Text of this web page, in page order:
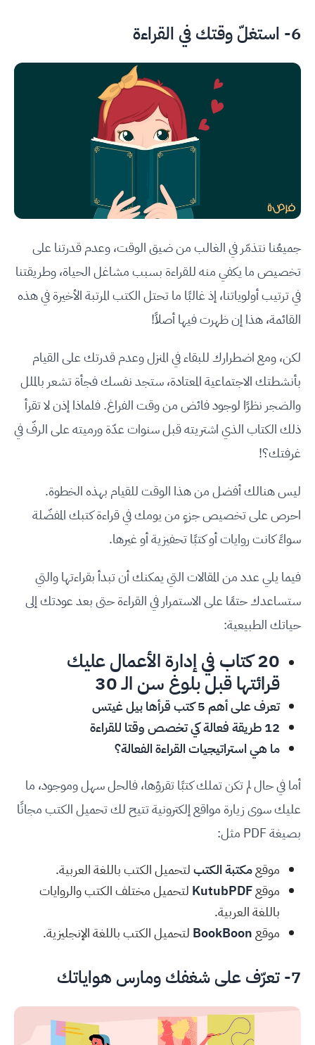
6- استغلّ وقتك في القراءة
جميعُنا نتذمّر في الغالب من ضيق الوقت، وعدم قدرتنا على
تخصيص ما يكفي منه للقراءة بسبب مشاغل الحياة، وطريقتنا
في ترتيب أولوياتنا، إذ غالبًا ما تحتل الكتب المرتبة الأخيرة في هذه
القائمة، هذا إن ظهرت فيها أصلاً!
لكن، ومع اضطرارك للبقاء في المنزل وعدم قدرتك على القيام
بأنشطتك الاجتماعية المعتادة، ستجد نفسك فجأة تشعر بالملل
والضجر نظرًا لوجود فائض من وقت الفراغ. فلماذا إذن لا تقرأ
ذلك الكتاب الذي اشتريته قبل سنوات عدّة ورميته على الرفّ في
غرفتك؟!
ليس هنالك أفضل من هذا الوقت للقيام بهذه الخطوة.
احرص على تخصيص جزءٍ من يومك في قراءة كتبك المفضّلة
سواءً كانت روايات أو كتبًا تحفيزية أو غيرها.
فيما يلي عدد من المقالات التي يمكنك أن تبدأ بقراءتها والتي
ستساعدك حتمًا على الاستمرار في القراءة حتى بعد عودتك إلى
حياتك الطبيعية:
20 كتاب في إدارة الأعمال عليك
قرائتها قبل بلوغ سن الـ 30
تعرف على أهم 5 كتب قرأها بيل غيتس
12 طريقة فعالة كي تخصص وقتا للقراءة
ما هي استراتيجيات القراءة الفعالة؟
أما في حال لم تكن تملك كتبًا تقرؤها، فالحل سهل وموجود، ما
عليك سوى زيارة مواقع إلكترونية تتيح لك تحميل الكتب مجانًا
بصيغة PDF مثل:
موقعمكتبة الكتبلتحميل الكتب باللغة العربية.
موقعKutubPDF لتحميل مختلف الكتب والروايات
باللغة العربية.
موقعBookBoon لتحميل الكتب باللغة الإنجليزية.
7- تعرّف على شغفك ومارس هواياتك